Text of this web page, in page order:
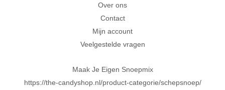
Al 20 jaar in Amersfoort
Over ons
Contact
Mijn account
Veelgestelde vragen
Maak Je Eigen Snoepmix
https://the-candyshop.nl/product-categorie/schepsnoep/